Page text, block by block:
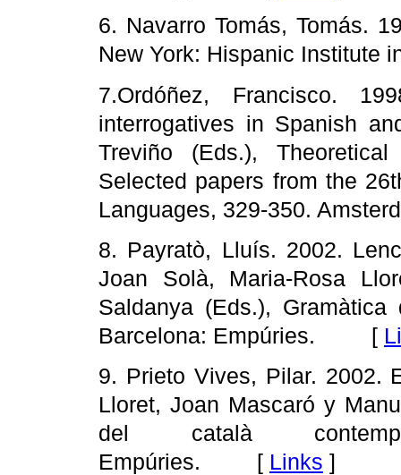
6. Navarro Tomás, Tomás.
New York: Hispanic
7.Ordóñez, Francisco.
interrogatives in Spanish
Treviño (Eds.),
Selected papers from the
Languages, 329-350.
8. Payratò, Lluís. 2002.
Joan Solà, Maria-Rosa
Saldanya (Eds.), Gramàtica
Barcelona: Empúries. [
9. Prieto Vives, Pilar. 2002.
Lloret, Joan Mascaró y
del català
Empúries. [ Links ]